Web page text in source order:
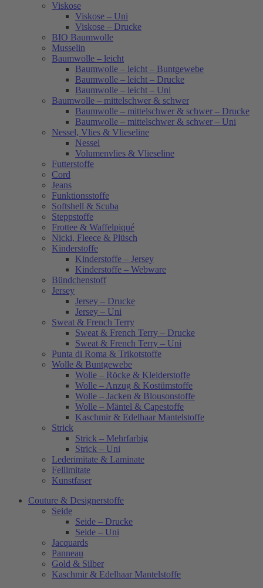
Viskose
Viskose – Uni
Viskose – Drucke
BIO Baumwolle
Musselin
Baumwolle – leicht
Baumwolle – leicht – Buntgewebe
Baumwolle – leicht – Drucke
Baumwolle – leicht – Uni
Baumwolle – mittelschwer & schwer
Baumwolle – mittelschwer & schwer – Drucke
Baumwolle – mittelschwer & schwer – Uni
Nessel, Vlies & Vlieseline
Nessel
Volumenvlies & Vlieseline
Futterstoffe
Cord
Jeans
Funktionsstoffe
Softshell & Scuba
Steppstoffe
Frottee & Waffelpiqué
Nicki, Fleece & Plüsch
Kinderstoffe
Kinderstoffe – Jersey
Kinderstoffe – Webware
Bündchenstoff
Jersey
Jersey – Drucke
Jersey – Uni
Sweat & French Terry
Sweat & French Terry – Drucke
Sweat & French Terry – Uni
Punta di Roma & Trikotstoffe
Wolle & Buntgewebe
Wolle – Röcke & Kleiderstoffe
Wolle – Anzug & Kostümstoffe
Wolle – Jacken & Blousonstoffe
Wolle – Mäntel & Capestoffe
Kaschmir & Edelhaar Mantelstoffe
Strick
Strick – Mehrfarbig
Strick – Uni
Lederimitate & Laminate
Fellimitate
Kunstfaser
Couture & Designerstoffe
Seide
Seide – Drucke
Seide – Uni
Jacquards
Panneau
Gold & Silber
Kaschmir & Edelhaar Mantelstoffe